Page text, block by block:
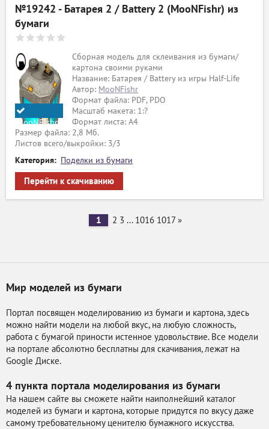
№19242 - Батарея 2 / Battery 2 (MooNFishr) из
бумаги
MooNFishr
Сборная модель для склеивания из бумаги/
картона своими руками
Название: Батарея / Battery из игры Half-Life
Автор: MooNFishr
Формат файла: PDF, PDO
Масштаб макета: 1:?
Формат листа: А4
Размер файла: 2,8 Мб.
Листов всего/выкройки: 3/3
Категория: Поделки из бумаги
Перейти к скачиванию
1 2 3 ... 1016 1017 »
Мир моделей из бумаги
Портал посвящен моделированию из бумаги и картона, здесь
можно найти модели на любой вкус, на любую сложность,
работа с бумагой приности истенное удовольствие. Все модели
на портале абсолютно бесплатны для скачивания, лежат на
Google Диске.
4 пункта портала моделирования из бумаги
На нашем сайте вы сможете найти наиполнейший каталог
моделей из бумаги и картона, которые придутся по вкусу даже
самому требовательному ценителю бумажного искусства.